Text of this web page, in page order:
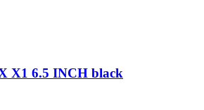
X1 6.5 INCH black